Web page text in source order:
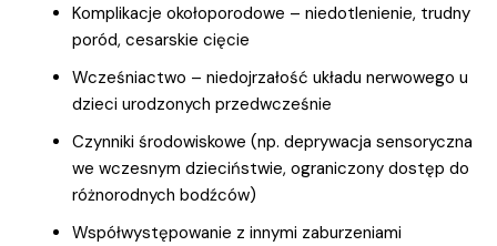
Komplikacje okołoporodowe – niedotlenienie, trudny
poród, cesarskie cięcie
Wcześniactwo – niedojrzałość układu nerwowego u
dzieci urodzonych przedwcześnie
Czynniki środowiskowe (np. deprywacja sensoryczna
we wczesnym dzieciństwie, ograniczony dostęp do
różnorodnych bodźców)
Współwystępowanie z innymi zaburzeniami